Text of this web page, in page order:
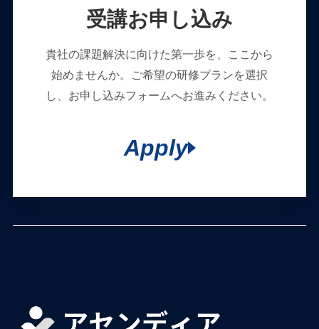
受講お申し込み
貴社の課題解決に向けた第一歩を、ここから
始めませんか。ご希望の研修プランを選択
し、お申し込みフォームへお進みください。
Apply